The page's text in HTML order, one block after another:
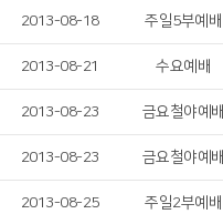
2013-08-18 주일5부예배
2013-08-21 수요예배
2013-08-23 금요철야예배
2013-08-23 금요철야예배
2013-08-25 주일2부예배